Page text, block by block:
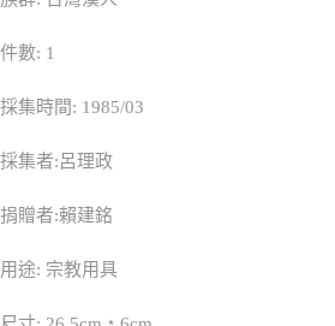
件數: 1
採集時間: 1985/03
採集者:呂理政
捐贈者:賴建銘
用途: 宗教用具